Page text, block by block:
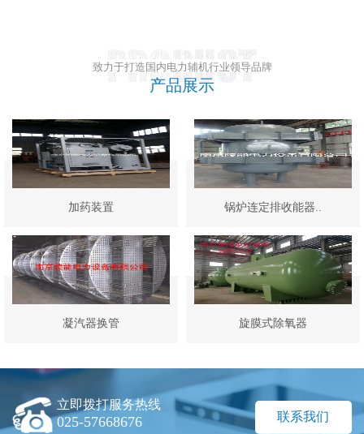
致力于打造国内电力辅机行业领导品牌
产品展示
加药装置 锅炉连定排收能器..
凝汽器换管 旋膜式除氧器
立即拨打服务热线
025-57668676 联系我们